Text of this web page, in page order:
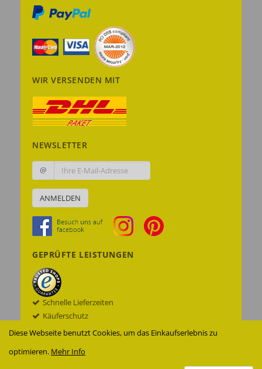
Diese Webseite benutzt Cookies, um das Einkaufserlebnis zu
optimieren. Mehr Info
WIR VERSENDEN MIT
NEWSLETTER
@
ANMELDEN
GEPRÜFTE LEISTUNGEN
Schnelle Lieferzeiten
Käuferschutz
Datenschutz
Verschlüsselung